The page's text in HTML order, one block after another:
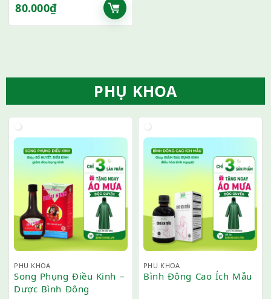
80.000₫
PHỤ KHOA
PHỤ KHOA
Song Phụng Điều Kinh –
Dược Bình Đông
PHỤ KHOA
Bình Đông Cao Ích Mẫu